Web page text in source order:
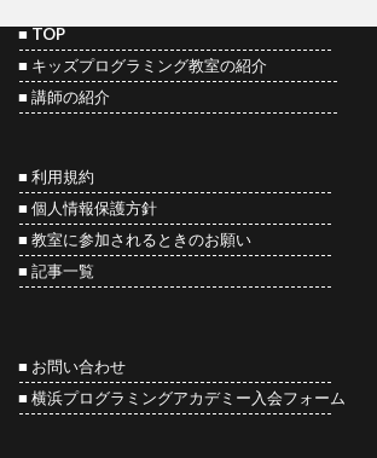
■TOP
----------------------------------------------------
■ キッズプログラミング教室の紹介
-----------------------------------------------------
■ 講師の紹介
-----------------------------------------------------
■ 利用規約
----------------------------------------------------
■ 個人情報保護方針
----------------------------------------------------
■ 教室に参加されるときのお願い
----------------------------------------------------
■ 記事一覧
----------------------------------------------------
■ お問い合わせ
----------------------------------------------------
■ 横浜プログラミングアカデミー入会フォーム
----------------------------------------------------